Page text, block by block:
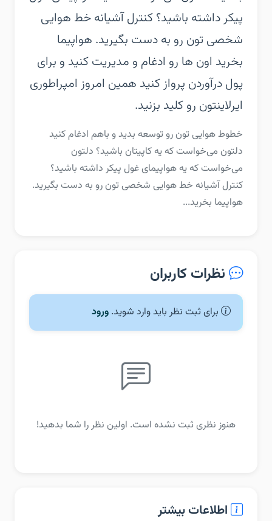
پیکر داشته باشید؟ کنترل آشیانه خط هوایی
شخصی تون رو به دست بگیرید‌. هواپیما
بخرید اون ها رو ادغام و مدیریت کنید و برای
پول درآوردن پرواز کنید همین امروز امپراطوری
ایرلاینتون رو کلید بزنید.
‏‏خطوط هوایی تون رو توسعه بدید و باهم ادغام کنید
دلتون می‌خواست که یه کاپیتان باشید؟ دلتون
می‌خواست که یه هواپیمای غول پیکر داشته باشید؟
کنترل آشیانه خط هوایی شخصی تون رو به دست بگیرید‌.
هواپیما بخرید...
نظرات کاربران
برای ثبت نظر باید وارد شوید. ورود
هنوز نظری ثبت نشده است. اولین نظر را شما بدهید!
اطلاعات بیشتر